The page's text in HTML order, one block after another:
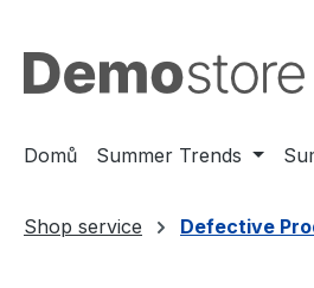
Domů Summer Trends
Shop service Defective